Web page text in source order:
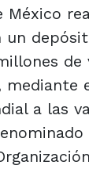
México
un
de
mediante
a las